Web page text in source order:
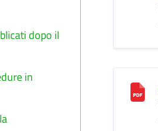
dopo il
in